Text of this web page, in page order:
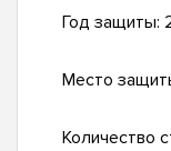
Год защиты:
Место
Количество